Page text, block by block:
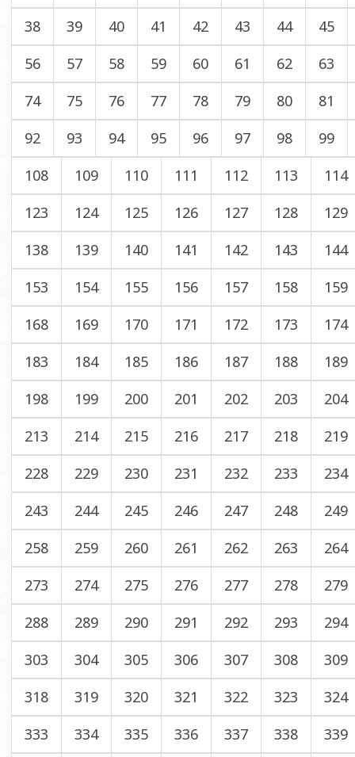
38
39 40 41 42 43 44
45
56
57 58 59 60 61 62
63
74
75 76 77 78 79 80
81
92
93 94 95 96 97 98
99
108
109 110 111 112 113
114
123
124 125 126 127 128
129
138
139 140 141 142 143
144
153
154 155 156 157 158
159
168
169 170 171 172 173
174
183
184 185 186 187 188
189
198
199 200 201 202 203
204
213
214 215 216 217 218
219
228
229 230 231 232 233
234
243
244 245 246 247 248
249
258
259 260 261 262 263
264
273
274 275 276 277 278
279
288
289 290 291 292 293
294
303
304 305 306 307 308
309
318
319 320 321 322 323
324
333
334 335 336 337 338 339